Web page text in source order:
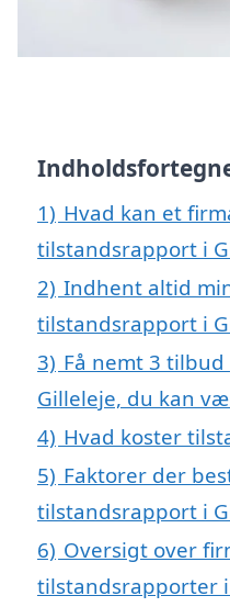
1) Hvad kan et
tilstandsrapport i
2) Indhent altid
tilstandsrapport i
3) Få nemt 3
Gilleleje, du kan
4) Hvad koster
5) Faktorer der
tilstandsrapport i
6) Oversigt over
tilstandsrapporter